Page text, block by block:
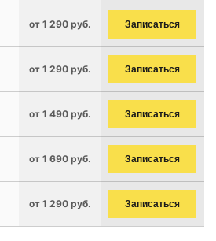
от 1 290 руб. Записаться
от 1 290 руб. Записаться
от 1 490 руб. Записаться
от 1 690 руб. Записаться
от 1 290 руб. Записаться